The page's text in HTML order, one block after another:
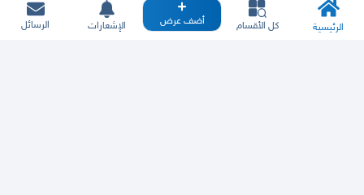
الرئيسية كل الأقسام أضف عرض الإشعارات الرسائل